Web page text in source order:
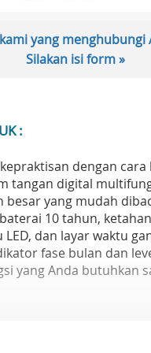
yang menghubungi
Silakan isi form »
:
dengan cara
tangan digital
besar yang mudah
10 tahun,
dan layar waktu
fase bulan dan
yang Anda butuhkan